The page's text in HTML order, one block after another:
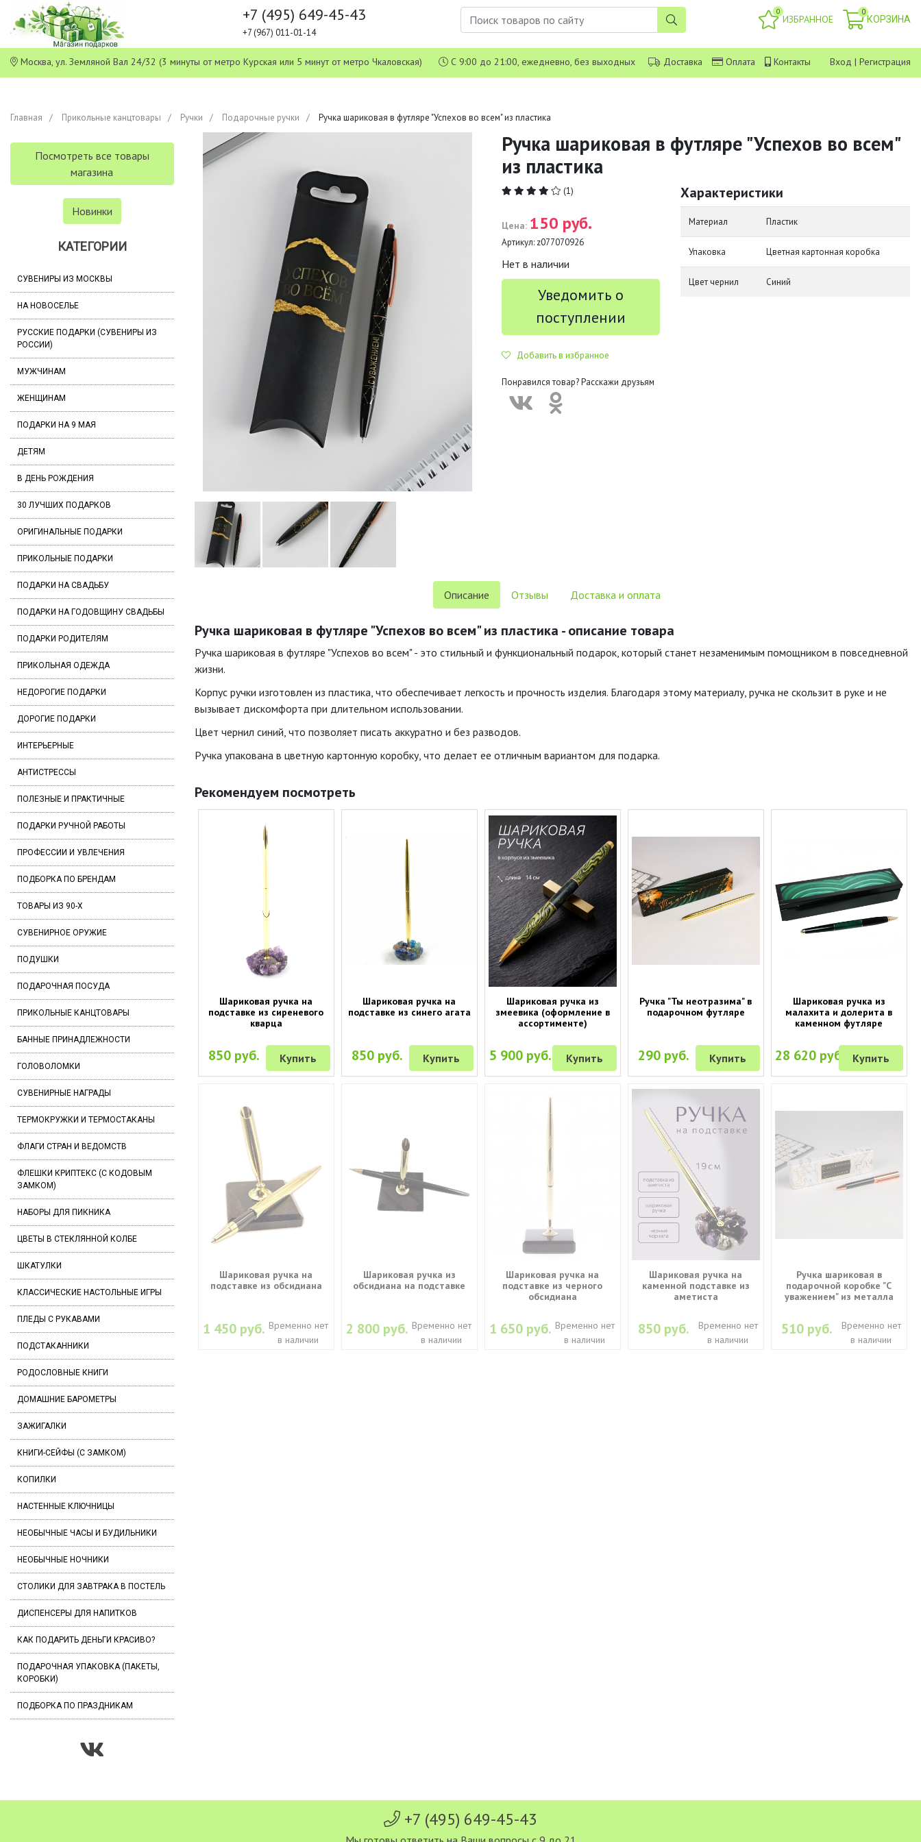
+7 (495) 649-45-43
+7 (967) 011-01-14
0
ИЗБРАННОЕ
0
КОРЗИНА
Москва, ул. Земляной Вал 24/32 (3 минуты от метро Курская или 5 минут от метро Чкаловская) С 9:00 до 21:00, ежедневно, без выходных Доставка Оплата Контакты Вход | Регистрация
Главная Прикольные канцтовары Ручки Подарочные ручки Ручка шариковая в футляре "Успехов во всем" из пластика
Посмотреть все товары
магазина
Новинки
КАТЕГОРИИ
СУВЕНИРЫ ИЗ МОСКВЫ
НА НОВОСЕЛЬЕ
РУССКИЕ ПОДАРКИ (СУВЕНИРЫ ИЗ
РОССИИ)
МУЖЧИНАМ
ЖЕНЩИНАМ
ПОДАРКИ НА 9 МАЯ
ДЕТЯМ
В ДЕНЬ РОЖДЕНИЯ
30 ЛУЧШИХ ПОДАРКОВ
ОРИГИНАЛЬНЫЕ ПОДАРКИ
ПРИКОЛЬНЫЕ ПОДАРКИ
ПОДАРКИ НА СВАДЬБУ
ПОДАРКИ НА ГОДОВЩИНУ СВАДЬБЫ
ПОДАРКИ РОДИТЕЛЯМ
ПРИКОЛЬНАЯ ОДЕЖДА
НЕДОРОГИЕ ПОДАРКИ
ДОРОГИЕ ПОДАРКИ
ИНТЕРЬЕРНЫЕ
АНТИСТРЕССЫ
ПОЛЕЗНЫЕ И ПРАКТИЧНЫЕ
ПОДАРКИ РУЧНОЙ РАБОТЫ
ПРОФЕССИИ И УВЛЕЧЕНИЯ
ПОДБОРКА ПО БРЕНДАМ
ТОВАРЫ ИЗ 90-Х
СУВЕНИРНОЕ ОРУЖИЕ
ПОДУШКИ
ПОДАРОЧНАЯ ПОСУДА
ПРИКОЛЬНЫЕ КАНЦТОВАРЫ
БАННЫЕ ПРИНАДЛЕЖНОСТИ
ГОЛОВОЛОМКИ
СУВЕНИРНЫЕ НАГРАДЫ
ТЕРМОКРУЖКИ И ТЕРМОСТАКАНЫ
ФЛАГИ СТРАН И ВЕДОМСТВ
ФЛЕШКИ КРИПТЕКС (С КОДОВЫМ
ЗАМКОМ)
НАБОРЫ ДЛЯ ПИКНИКА
ЦВЕТЫ В СТЕКЛЯННОЙ КОЛБЕ
ШКАТУЛКИ
КЛАССИЧЕСКИЕ НАСТОЛЬНЫЕ ИГРЫ
ПЛЕДЫ С РУКАВАМИ
ПОДСТАКАННИКИ
РОДОСЛОВНЫЕ КНИГИ
ДОМАШНИЕ БАРОМЕТРЫ
ЗАЖИГАЛКИ
КНИГИ-СЕЙФЫ (С ЗАМКОМ)
КОПИЛКИ
НАСТЕННЫЕ КЛЮЧНИЦЫ
НЕОБЫЧНЫЕ ЧАСЫ И БУДИЛЬНИКИ
НЕОБЫЧНЫЕ НОЧНИКИ
СТОЛИКИ ДЛЯ ЗАВТРАКА В ПОСТЕЛЬ
ДИСПЕНСЕРЫ ДЛЯ НАПИТКОВ
КАК ПОДАРИТЬ ДЕНЬГИ КРАСИВО?
ПОДАРОЧНАЯ УПАКОВКА (ПАКЕТЫ,
КОРОБКИ)
ПОДБОРКА ПО ПРАЗДНИКАМ
Ручка шариковая в футляре "Успехов во всем"
из пластика
(1)
Цена: 150 руб.
Артикул: z077070926
Нет в наличии
Уведомить о
поступлении
Добавить в избранное
Понравился товар? Расскажи друзьям
Характеристики
Материал Пластик
Упаковка Цветная картонная коробка
Цвет чернил Синий
Описание Отзывы Доставка и оплата
Ручка шариковая в футляре "Успехов во всем" из пластика - описание товара
Ручка шариковая в футляре "Успехов во всем" - это стильный и функциональный подарок, который станет незаменимым помощником в повседневной
жизни.
Корпус ручки изготовлен из пластика, что обеспечивает легкость и прочность изделия. Благодаря этому материалу, ручка не скользит в руке и не
вызывает дискомфорта при длительном использовании.
Цвет чернил синий, что позволяет писать аккуратно и без разводов.
Ручка упакована в цветную картонную коробку, что делает ее отличным вариантом для подарка.
Рекомендуем посмотреть
Шариковая ручка на
подставке из сиреневого
кварца
850 руб. Купить
Шариковая ручка на
подставке из синего агата
850 руб. Купить
Шариковая ручка из
змеевика (оформление в
ассортименте)
5 900 руб. Купить
Ручка "Ты неотразима" в
подарочном футляре
290 руб. Купить
Шариковая ручка из
малахита и долерита в
каменном футляре
28 620 руб. Купить
Шариковая ручка на
подставке из обсидиана
1 450 руб. Временно нет
в наличии
Шариковая ручка из
обсидиана на подставке
2 800 руб. Временно нет
в наличии
Шариковая ручка на
подставке из черного
обсидиана
1 650 руб. Временно нет
в наличии
Шариковая ручка на
каменной подставке из
аметиста
850 руб.
Временно нет
в наличии
Ручка шариковая в
подарочной коробке "С
уважением" из металла
510 руб.
Временно нет
в наличии
+7 (495) 649-45-43